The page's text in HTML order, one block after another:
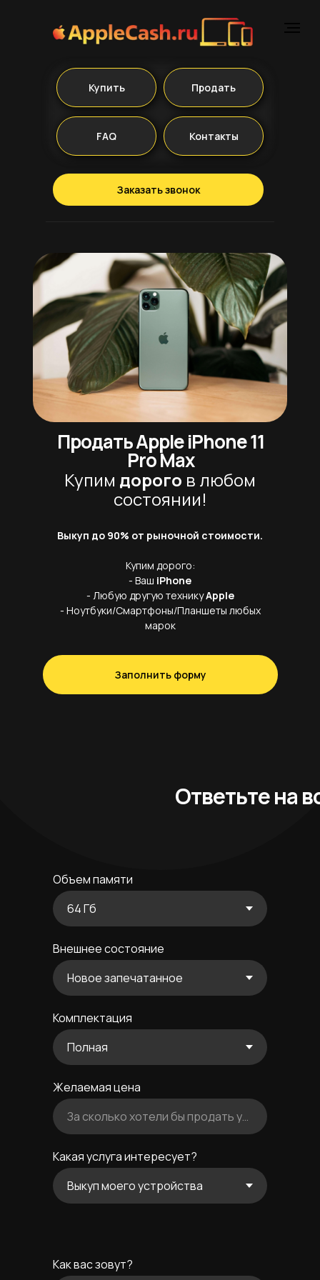
Заказать звонок
Купить Продать
FAQ Контакты
ПродатьApple iPhone 11
Pro Max
Купим дорого в любом
состоянии!
Выкуп до 90% от рыночной стоимости.
Купим дорого:
- Ваш iPhone
- Любую другую техникуApple
- Ноутбуки/Смартфоны/Планшеты любых
марок
Заполнить форму
Ответьте на
Объем памяти
Внешнее состояние
Комплектация
Желаемая цена
За сколько хотели бы продать устройство
Какая услуга интересует?
Как вас зовут?